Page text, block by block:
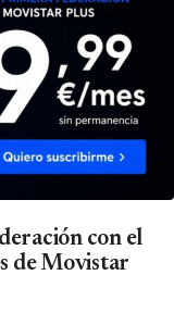
con el
de Movistar